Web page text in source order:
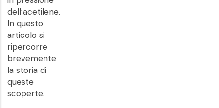
dell’acetilene.
In questo
articolo si
ripercorre
brevemente
la storia di
queste
scoperte.